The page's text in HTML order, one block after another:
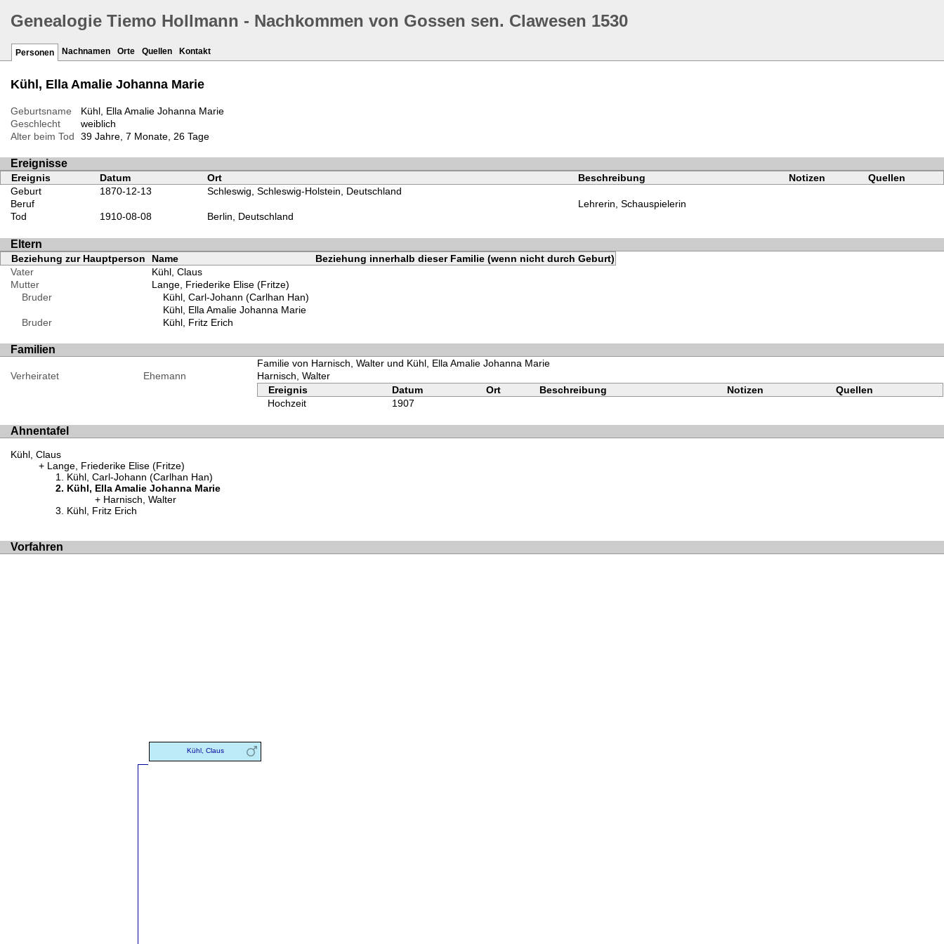
Genealogie Tiemo Hollmann - Nachkommen von Gossen sen. Clawesen 1530
Personen Nachnamen Orte Quellen Kontakt
Kühl, Ella Amalie Johanna Marie
Geburtsname
Kühl, Ella Amalie Johanna Marie
Geschlecht
weiblich
Alter beim Tod
39 Jahre, 7 Monate, 26 Tage
Ereignisse
Ereignis Datum Ort Beschreibung Notizen
Quellen
Geburt
1870-12-13
Schleswig, Schleswig-Holstein, Deutschland
Beruf
Lehrerin, Schauspielerin
Tod
1910-08-08 Berlin, Deutschland
Eltern
Beziehung zur Hauptperson Name
Beziehung innerhalb dieser Familie (wenn nicht durch Geburt)
Vater
Kühl, Claus
Mutter
Lange, Friederike Elise (Fritze)
Bruder
Kühl, Carl-Johann (Carlhan Han)
Kühl, Ella Amalie Johanna Marie
Bruder
Kühl, Fritz Erich
Familien
Familie von Harnisch, Walter und Kühl, Ella Amalie Johanna Marie
Verheiratet
Ehemann
Harnisch, Walter
Ereignis
Datum Ort Beschreibung Notizen
Quellen
Hochzeit
1907
Ahnentafel
Kühl, Claus
Lange, Friederike Elise (Fritze)
Kühl, Carl-Johann (Carlhan Han)
Kühl, Ella Amalie Johanna Marie
Harnisch, Walter
Kühl, Fritz Erich
Vorfahren
Kühl, Claus